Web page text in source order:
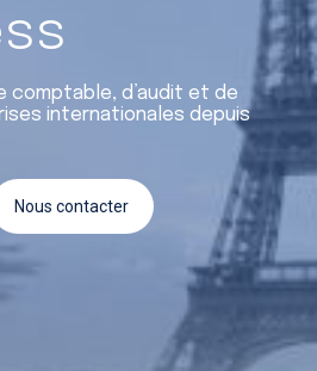
et
comptable, d’audit et de
internationales depuis
Nous contacter